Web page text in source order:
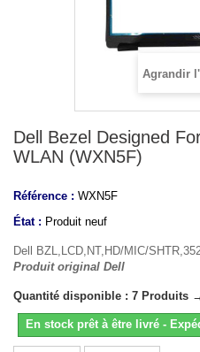
Agrandir
Dell Bezel Designed
WLAN (WXN5F)
Référence : WXN5F
État : Produit neuf
Dell BZL,LCD,NT,HD/MIC/
Produit original Dell
Quantité disponible : 7 Produits
En stock prêt à être livré -